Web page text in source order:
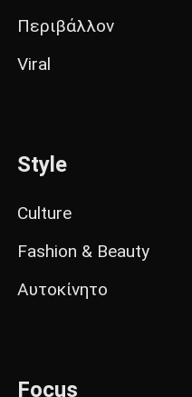
Περιβάλλον
Viral
Style
Culture
Fashion & Beauty
Αυτοκίνητο
Focus